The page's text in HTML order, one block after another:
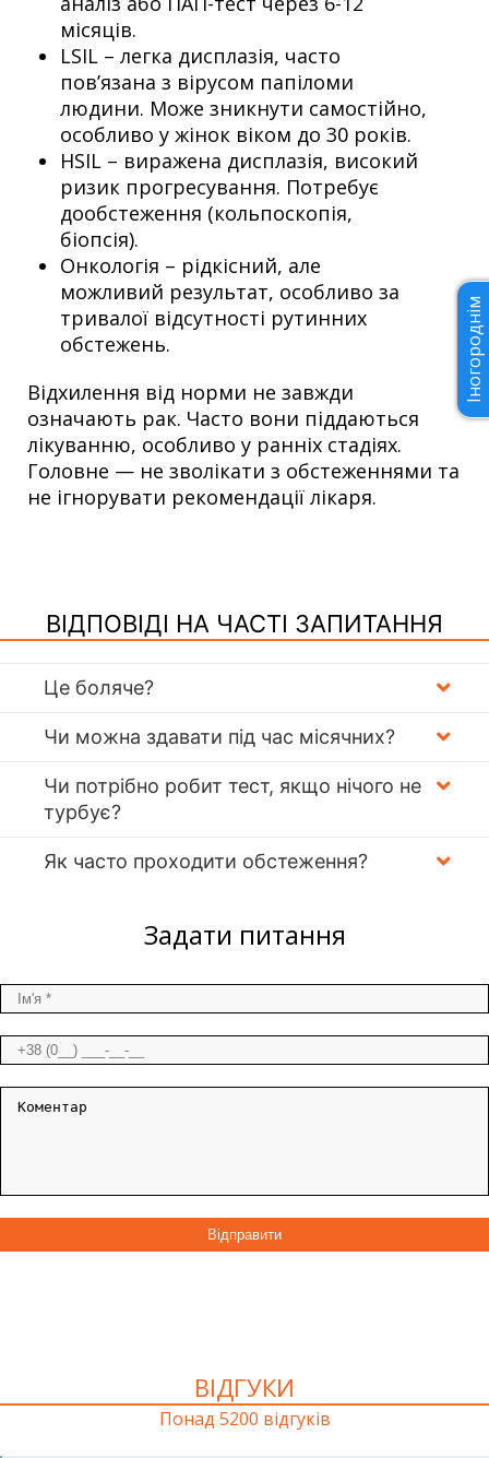
місяців.
LSIL – легка дисплазія, часто
пов’язана з вірусом папіломи
людини. Може зникнути самостійно,
особливо у жінок віком до 30 років.
HSIL – виражена дисплазія, високий
ризик прогресування. Потребує
дообстеження (кольпоскопія,
біопсія).
Онкологія – рідкісний, але
можливий результат, особливо за
тривалої відсутності рутинних
обстежень.
Відхилення від норми не завжди
означають рак. Часто вони піддаються
лікуванню, особливо у ранніх стадіях.
Головне — не зволікати з обстеженнями та
не ігнорувати рекомендації лікаря.
ВІДПОВІДІ НА ЧАСТІ ЗАПИТАННЯ
Це боляче?
Чи можна здавати під час місячних?
Чи потрібно робит тест, якщо нічого не
турбує?
Як часто проходити обстеження?
Задати питання
ВІДГУКИ
Понад 5200 відгуків
Іногороднім